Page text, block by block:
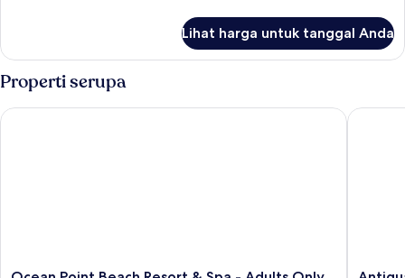
Standard
King
AI
Lihat harga untuk tanggal Anda
Properti serupa
Ocean
Ocean Point Beach Resort & Spa - Adults Only
Antigua
Antigua